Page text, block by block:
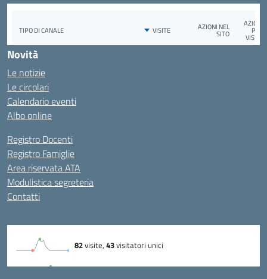
Novità
Le notizie
Le circolari
Calendario eventi
Albo online
Registro Docenti
Registro Famiglie
Area riservata ATA
Modulistica segreteria
Contatti